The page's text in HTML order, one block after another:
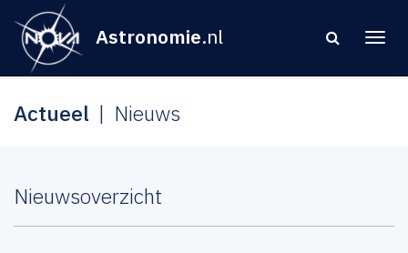
Astronomie.nl
Actueel Nieuws
Nieuwsoverzicht